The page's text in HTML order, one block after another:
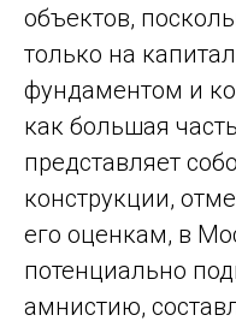
объектов,
только на
фундаментом и
как большая
представляет
конструкции,
его оценкам, в
потенциально
амнистию,